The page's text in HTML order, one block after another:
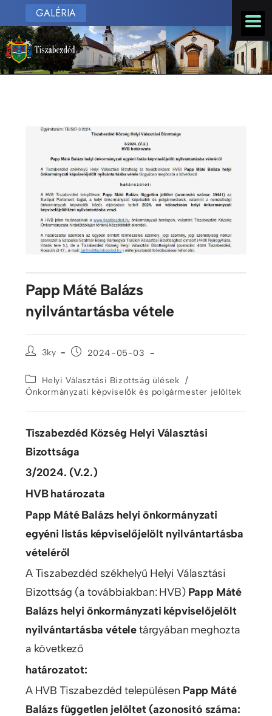
GALÉRIA
Papp Máté Balázs
nyilvántartásba vétele
3ky 2024-05-03
Helyi Választási Bizottság ülések /
Önkormányzati képviselők és polgármester jelöltek
Tiszabezdéd Község Helyi Választási
Bizottsága
3/2024. (V.2.)
HVB határozata
Papp Máté Balázs helyi önkormányzati
egyéni listás képviselőjelölt nyilvántartásba
vételéről
A Tiszabezdéd székhelyű Helyi Választási
Bizottság (a továbbiakban: HVB) Papp Máté
Balázs helyi önkormányzati képviselőjelölt
nyilvántartásba vételetárgyában meghozta
a következő
határozatot:
A HVB Tiszabezdéd településen Papp Máté
Balázs független jelöltet (azonosító száma: